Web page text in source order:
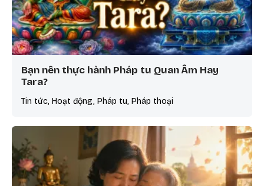
Bạn nên thực hành Pháp tu Quan Âm Hay
Tara?
Tin tức, Hoạt động, Pháp tu, Pháp thoại